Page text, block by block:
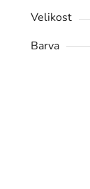
Velikost
Barva